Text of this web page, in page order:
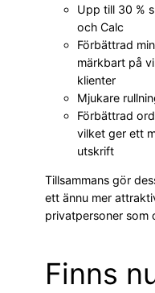
Upp till 30 %
och Calc
Förbättrad
märkbart på
klienter
Mjukare
Förbättrad
vilket ger ett
utskrift
Tillsammans gör
ett ännu mer
privatpersoner som
Finns